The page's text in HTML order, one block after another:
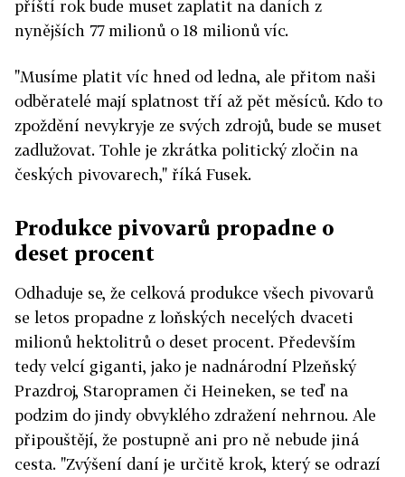
příští rok bude muset zaplatit na daních z
nynějších 77 milionů o 18 milionů víc.
"Musíme platit víc hned od ledna, ale přitom naši
odběratelé mají splatnost tří až pět měsíců. Kdo to
zpoždění nevykryje ze svých zdrojů, bude se muset
zadlužovat. Tohle je zkrátka politický zločin na
českých pivovarech," říká Fusek.
Produkce pivovarů propadne o
deset procent
Odhaduje se, že celková produkce všech pivovarů
se letos propadne z loňských necelých dvaceti
milionů hektolitrů o deset procent. Především
tedy velcí giganti, jako je nadnárodní Plzeňský
Prazdroj, Staropramen či Heineken, se teď na
podzim do jindy obvyklého zdražení nehrnou. Ale
připouštějí, že postupně ani pro ně nebude jiná
cesta. "Zvýšení daní je určitě krok, který se odrazí